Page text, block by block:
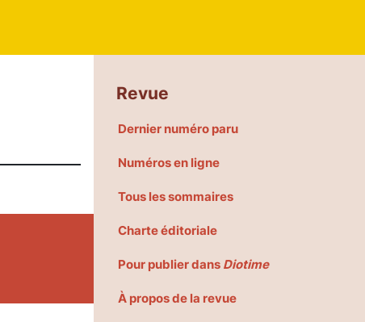
Revue
Dernier numéro paru
Numéros en ligne
Tous les sommaires
Charte éditoriale
Pour publier dans Diotime
À propos de la revue